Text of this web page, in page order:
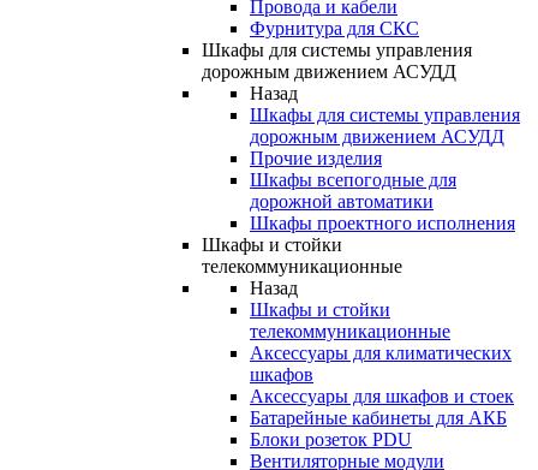
Провода и кабели
Фурнитура для СКС
Шкафы для системы управления
дорожным движением АСУДД
Назад
Шкафы для системы управления
дорожным движением АСУДД
Прочие изделия
Шкафы всепогодные для
дорожной автоматики
Шкафы проектного исполнения
Шкафы и стойки
телекоммуникационные
Назад
Шкафы и стойки
телекоммуникационные
Аксессуары для климатических
шкафов
Аксессуары для шкафов и стоек
Батарейные кабинеты для АКБ
Блоки розеток PDU
Вентиляторные модули